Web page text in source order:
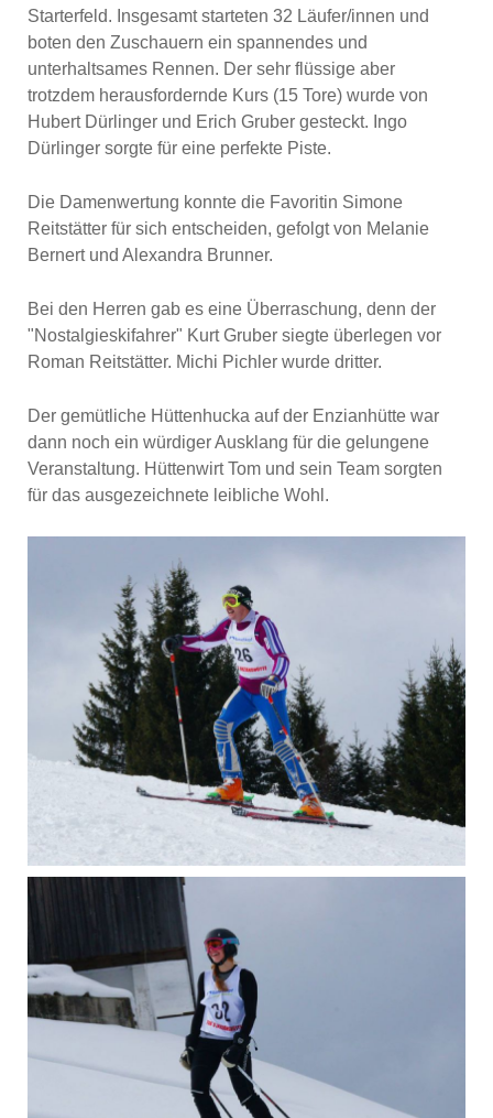
Starterfeld. Insgesamt starteten 32 Läufer/innen und
boten den Zuschauern ein spannendes und
unterhaltsames Rennen. Der sehr flüssige aber
trotzdem herausfordernde Kurs (15 Tore) wurde von
Hubert Dürlinger und Erich Gruber gesteckt. Ingo
Dürlinger sorgte für eine perfekte Piste.
Die Damenwertung konnte die Favoritin Simone
Reitstätter für sich entscheiden, gefolgt von Melanie
Bernert und Alexandra Brunner.
Bei den Herren gab es eine Überraschung, denn der
"Nostalgieskifahrer" Kurt Gruber siegte überlegen vor
Roman Reitstätter. Michi Pichler wurde dritter.
Der gemütliche Hüttenhucka auf der Enzianhütte war
dann noch ein würdiger Ausklang für die gelungene
Veranstaltung. Hüttenwirt Tom und sein Team sorgten
für das ausgezeichnete leibliche Wohl.